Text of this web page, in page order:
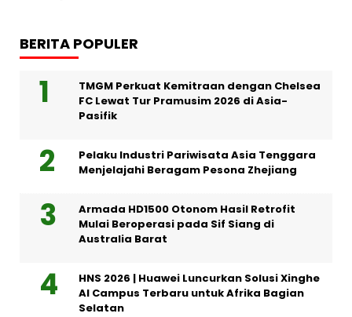
BERITA POPULER
TMGM Perkuat Kemitraan dengan Chelsea
FC Lewat Tur Pramusim 2026 di Asia-
Pasifik
Pelaku Industri Pariwisata Asia Tenggara
Menjelajahi Beragam Pesona Zhejiang
Armada HD1500 Otonom Hasil Retrofit
Mulai Beroperasi pada Sif Siang di
Australia Barat
HNS 2026 | Huawei Luncurkan Solusi Xinghe
AI Campus Terbaru untuk Afrika Bagian
Selatan